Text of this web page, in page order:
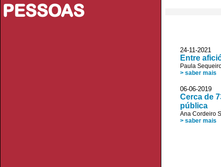
PESSOAS
24-11-2021
Entre
Paula
> saber mais
06-06-2019
Cerca de
pública
Ana Cordeiro
> saber mais